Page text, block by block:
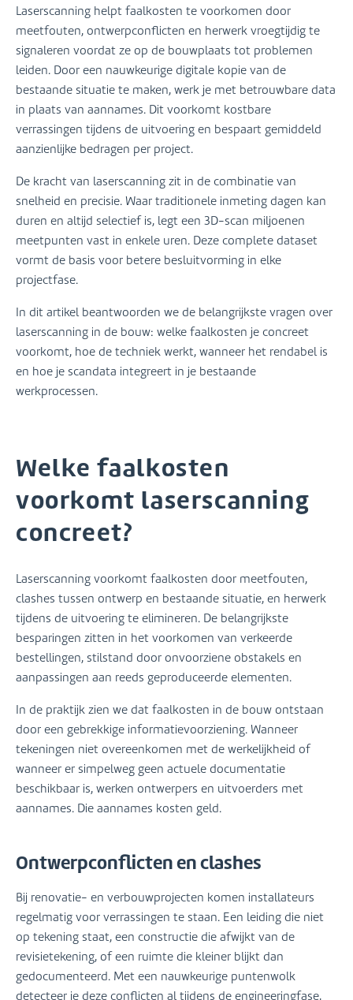
Laserscanning helpt faalkosten te voorkomen door
meetfouten, ontwerpconflicten en herwerk vroegtijdig te
signaleren voordat ze op de bouwplaats tot problemen
leiden. Door een nauwkeurige digitale kopie van de
bestaande situatie te maken, werk je met betrouwbare data
in plaats van aannames. Dit voorkomt kostbare
verrassingen tijdens de uitvoering en bespaart gemiddeld
aanzienlijke bedragen per project.
De kracht van laserscanning zit in de combinatie van
snelheid en precisie. Waar traditionele inmeting dagen kan
duren en altijd selectief is, legt een 3D-scan miljoenen
meetpunten vast in enkele uren. Deze complete dataset
vormt de basis voor betere besluitvorming in elke
projectfase.
In dit artikel beantwoorden we de belangrijkste vragen over
laserscanning in de bouw: welke faalkosten je concreet
voorkomt, hoe de techniek werkt, wanneer het rendabel is
en hoe je scandata integreert in je bestaande
werkprocessen.
Welke faalkosten
voorkomt laserscanning
concreet?
Laserscanning voorkomt faalkosten door meetfouten,
clashes tussen ontwerp en bestaande situatie, en herwerk
tijdens de uitvoering te elimineren. De belangrijkste
besparingen zitten in het voorkomen van verkeerde
bestellingen, stilstand door onvoorziene obstakels en
aanpassingen aan reeds geproduceerde elementen.
In de praktijk zien we dat faalkosten in de bouw ontstaan
door een gebrekkige informatievoorziening. Wanneer
tekeningen niet overeenkomen met de werkelijkheid of
wanneer er simpelweg geen actuele documentatie
beschikbaar is, werken ontwerpers en uitvoerders met
aannames. Die aannames kosten geld.
Ontwerpconflicten en clashes
Bij renovatie- en verbouwprojecten komen installateurs
regelmatig voor verrassingen te staan. Een leiding die niet
op tekening staat, een constructie die afwijkt van de
revisietekening, of een ruimte die kleiner blijkt dan
gedocumenteerd. Met een nauwkeurige puntenwolk
detecteer je deze conflicten al tijdens de engineeringfase,